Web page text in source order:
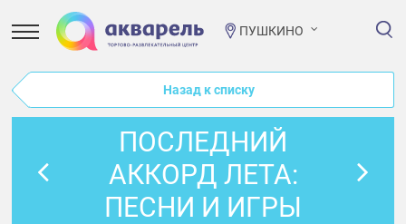
ПУШКИНО
Назад к списку
ПОСЛЕДНИЙ
АККОРД ЛЕТА:
ПЕСНИ И ИГРЫ